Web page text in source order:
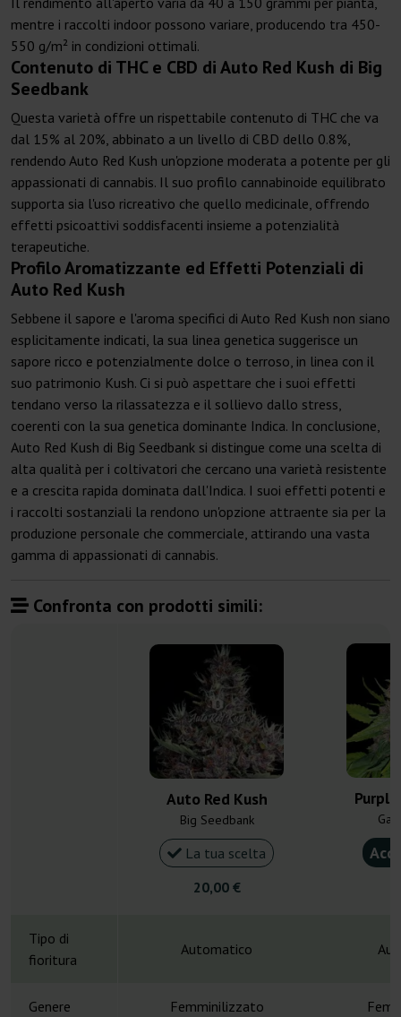
mentre i raccolti indoor possono variare, producendo tra 450-
550 g/m² in condizioni ottimali.
Contenuto di THC e CBD di Auto Red Kush di Big
Seedbank
Questa varietà offre un rispettabile contenuto di THC che va
dal 15% al 20%, abbinato a un livello di CBD dello 0.8%,
rendendo Auto Red Kush un'opzione moderata a potente per gli
appassionati di cannabis. Il suo profilo cannabinoide equilibrato
supporta sia l'uso ricreativo che quello medicinale, offrendo
effetti psicoattivi soddisfacenti insieme a potenzialità
terapeutiche.
Profilo Aromatizzante ed Effetti Potenziali di
Auto Red Kush
Sebbene il sapore e l'aroma specifici di Auto Red Kush non siano
esplicitamente indicati, la sua linea genetica suggerisce un
sapore ricco e potenzialmente dolce o terroso, in linea con il
suo patrimonio Kush. Ci si può aspettare che i suoi effetti
tendano verso la rilassatezza e il sollievo dallo stress,
coerenti con la sua genetica dominante Indica. In conclusione,
Auto Red Kush di Big Seedbank si distingue come una scelta di
alta qualità per i coltivatori che cercano una varietà resistente
e a crescita rapida dominata dall'Indica. I suoi effetti potenti e
i raccolti sostanziali la rendono un'opzione attraente sia per la
produzione personale che commerciale, attirando una vasta
gamma di appassionati di cannabis.
Confronta con prodotti simili:
Auto Red Kush
Big Seedbank
La tua scelta
20,00 €
Tipo di
fioritura
Automatico
Genere Femminilizzato